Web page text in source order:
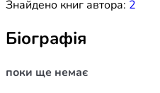
Знайдено книг автора: 2
Біографія
поки ще немає